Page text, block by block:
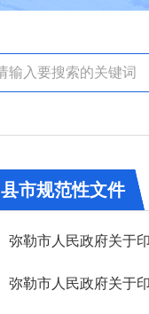
县市规范性文件
弥勒市人民政府关于
弥勒市人民政府关于